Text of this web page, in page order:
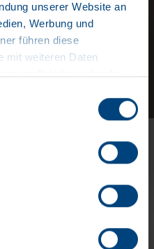
unserer Website an
Werbung und
führen diese
mit weiteren Daten
haben oder die
des Trackings auch
ein, wodurch
bzw. von